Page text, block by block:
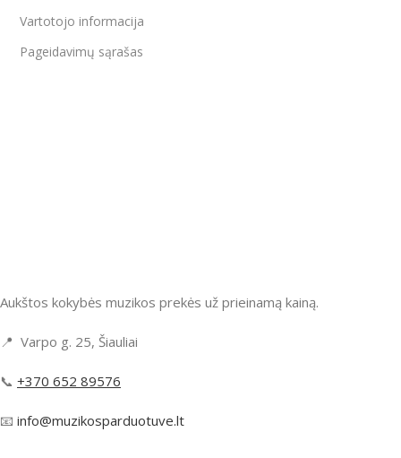
Vartotojo informacija
Pageidavimų sąrašas
Aukštos kokybės muzikos prekės už prieinamą kainą.
📍 Varpo g. 25, Šiauliai
📞 +370 652 89576
📧 info@muzikosparduotuve.lt